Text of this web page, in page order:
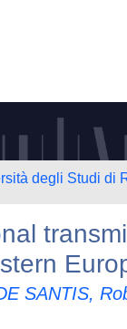
degli Studi di
SANTIS,